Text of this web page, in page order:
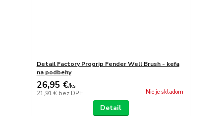
Detail Factory Progrip Fender Well Brush - kefa
na podbehy
26,95 €/ks
21,91 € bez DPH Nie je skladom
Detail